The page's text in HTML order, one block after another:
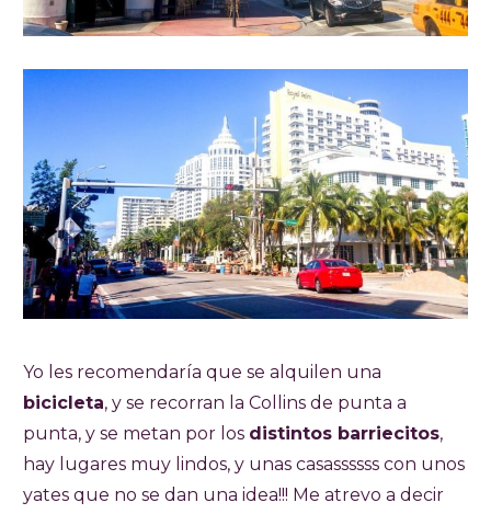
Yo les recomendaría que se alquilen una
bicicleta, y se recorran la Collins de punta a
punta, y se metan por los distintos barriecitos,
hay lugares muy lindos, y unas casassssss con unos
yates que no se dan una idea!!! Me atrevo a decir